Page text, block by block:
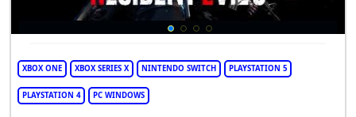
XBOX ONE XBOX SERIES X NINTENDO SWITCH PLAYSTATION 5
PLAYSTATION 4 PC WINDOWS